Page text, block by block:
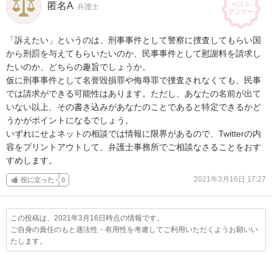
匿名A 弁護士
「訴えたい」というのは、刑事事件として警察に捜査してもらい国
から刑罰を与えてもらいたいのか、民事事件として慰謝料を請求し
たいのか、どちらの趣旨でしょうか。
仮に刑事事件として名誉毀損罪や侮辱罪で捜査されなくても、民事
では請求ができる可能性はあります。ただし、あなたの名前が出て
いない以上、その書き込みがあなたのことであると特定できるかど
うかがポイントになるでしょう。
いずれにせよネットの相談では情報に限界があるので、Twitterの内
容をプリントアウトして、弁護士事務所でご相談なさることをおす
すめします。
役に立った 0 2021年3月16日 17:27
この投稿は、2021年3月16日時点の情報です。
ご自身の責任のもと適法性・有用性を考慮してご利用いただくようお願いい
たします。